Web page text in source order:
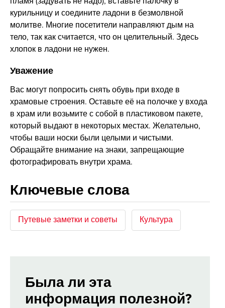
курильницу и соедините ладони в безмолвной
молитве. Многие посетители направляют дым на
тело, так как считается, что он целительный. Здесь
хлопок в ладони не нужен.
Уважение
Вас могут попросить снять обувь при входе в
храмовые строения. Оставьте её на полочке у входа
в храм или возьмите с собой в пластиковом пакете,
который выдают в некоторых местах. Желательно,
чтобы ваши носки были целыми и чистыми.
Обращайте внимание на знаки, запрещающие
фотографировать внутри храма.
Ключевые слова
Путевые заметки и советы Культура
Была ли эта
информация полезной?